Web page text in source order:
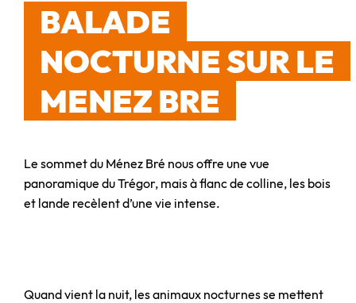
BALADE
NOCTURNE SUR LE
MENEZ BRE
Le sommet du Ménez Bré nous offre une vue
panoramique du Trégor, mais à flanc de colline, les bois
et lande recèlent d’une vie intense.
Quand vient la nuit, les animaux nocturnes se mettent